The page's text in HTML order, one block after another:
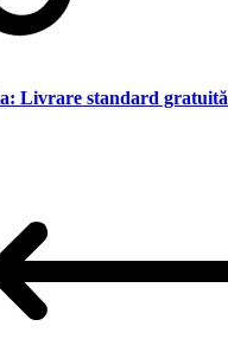
Livrare standard gratuită